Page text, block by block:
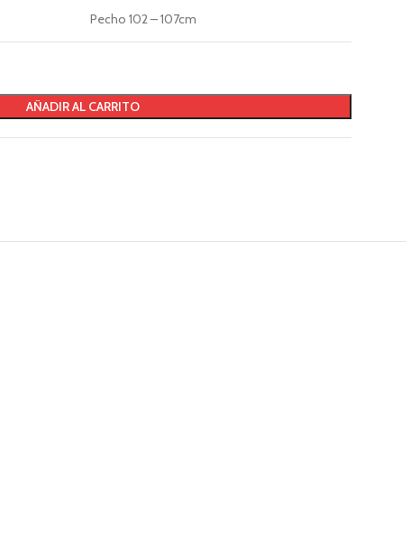
Pecho 102 – 107cm
AÑADIR AL CARRITO